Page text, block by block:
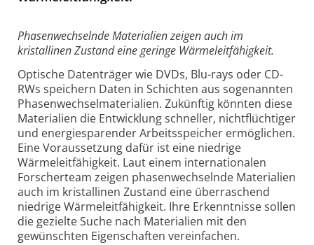
Phasenwechselnde Materialien zeigen auch im
kristallinen Zustand eine geringe Wärmeleitfähigkeit.
Optische Datenträger wie DVDs, Blu-rays oder CD-
RWs speichern Daten in Schichten aus sogenannten
Phasenwechselmaterialien. Zukünftig könnten diese
Materialien die Entwicklung schneller, nichtflüchtiger
und energiesparender Arbeitsspeicher ermöglichen.
Eine Voraussetzung dafür ist eine niedrige
Wärmeleitfähigkeit. Laut einem internationalen
Forscherteam zeigen phasenwechselnde Materialien
auch im kristallinen Zustand eine überraschend
niedrige Wärmeleitfähigkeit. Ihre Erkenntnisse sollen
die gezielte Suche nach Materialien mit den
gewünschten Eigenschaften vereinfachen.